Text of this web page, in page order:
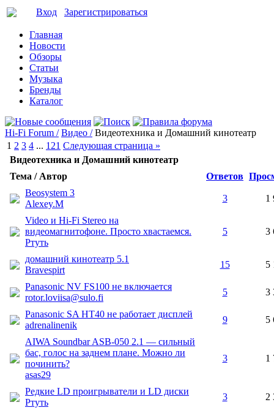
Вход Зарегистрироваться
Главная
Новости
Обзоры
Статьи
Музыка
Бренды
Каталог
Hi-Fi Forum / Видео / Видеотехника и Домашний кинотеатр
1 2 3 4 ... 121 Следующая страница »
Видеотехника и Домашний кинотеатр
Тема / Автор
Ответов
Beosystem 3
Alexey.M
3 1
Video и Hi-Fi Stereo на
видеомагнитофоне. Просто хвастаемся.
Ртуть
5 3
домашний кинотеатр 5.1
Bravespirt
15 5
Panasonic NV FS100 не включается
rotor.loviisa@sulo.fi
5 3
Panasonic SA HT40 не работает дисплей
adrenalinenik
9 5
AIWA Soundbar ASB-050 2.1 — сильный
бас, голос на заднем плане. Можно ли
починить?
asas29
3 1
Редкие LD проигрыватели и LD диски
Ртуть
3 2